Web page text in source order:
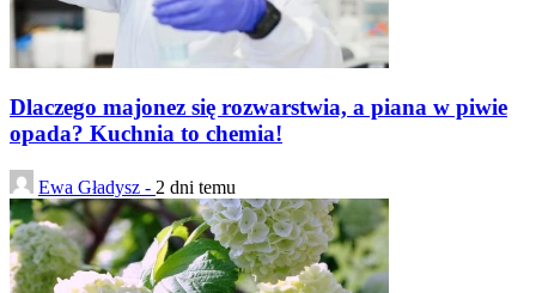
Dlaczego majonez się rozwarstwia, a piana w piwie
opada? Kuchnia to chemia!
Ewa Gładysz - 2 dni temu